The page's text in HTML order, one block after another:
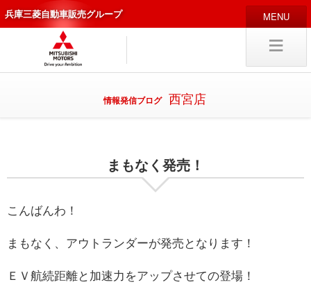
兵庫三菱自動車販売グループ
HOME 販売店
新車 中古・カスタム車
採用情報 キャリア採用
情報発信ブログ 西宮店
まもなく発売！
こんばんわ！
まもなく、アウトランダーが発売となります！
ＥＶ航続距離と加速力をアップさせての登場！